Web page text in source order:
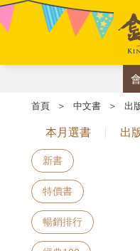
首頁 ＞ 中文書 ＞ 出
本月選書 出
新書
特價書
暢銷排行